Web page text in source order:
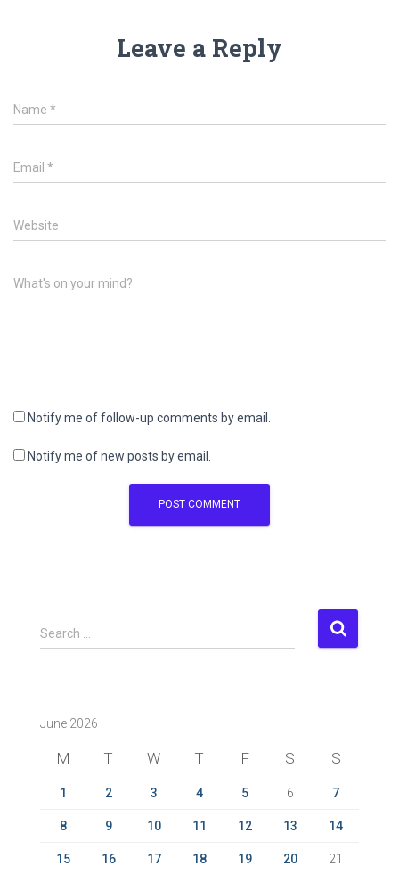
Leave a Reply
Name *
Email *
Website
What's on your mind?
Notify me of follow-up comments by email.
Notify me of new posts by email.
S
e
h
Search …
June 2026
M T W T F S S
1 2 3 4 5 6 7
8 9 10 11 12 13 14
15 16 17 18 19 20 21